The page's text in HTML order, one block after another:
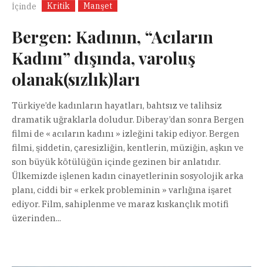
İçinde
Kritik Manşet
Bergen: Kadının, “Acıların
Kadını” dışında, varoluş
olanak(sızlık)ları
Türkiye’de kadınların hayatları, bahtsız ve talihsiz
dramatik uğraklarla doludur. Diberay’dan sonra Bergen
filmi de « acıların kadını » izleğini takip ediyor. Bergen
filmi, şiddetin, çaresizliğin, kentlerin, müziğin, aşkın ve
son büyük kötülüğün içinde gezinen bir anlatıdır.
Ülkemizde işlenen kadın cinayetlerinin sosyolojik arka
planı, ciddi bir « erkek probleminin » varlığına işaret
ediyor. Film, sahiplenme ve maraz kıskançlık motifi
üzerinden...